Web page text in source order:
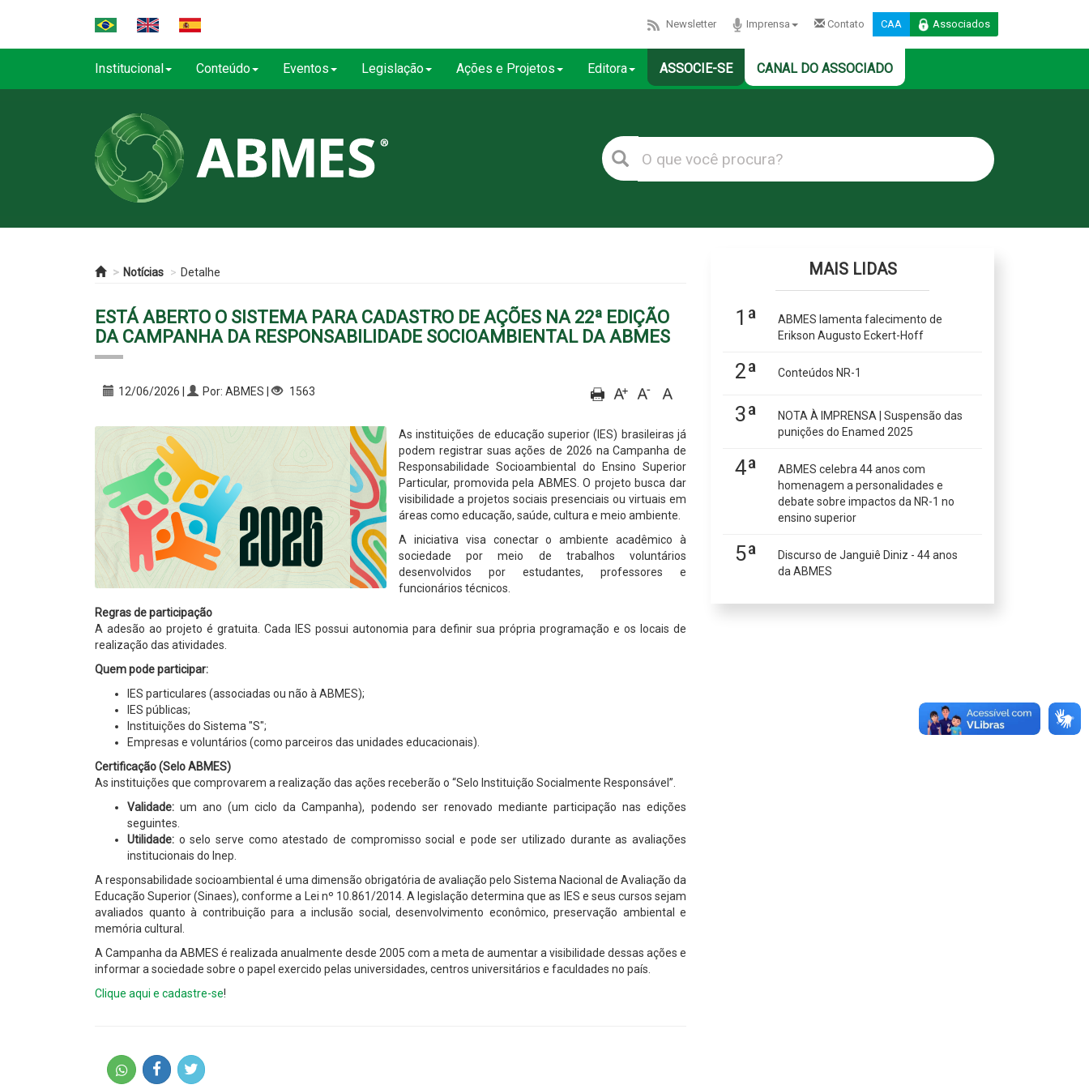
Newsletter Imprensa Contato CAA Associados
Institucional Conteúdo Eventos Legislação Ações e Projetos Editora ASSOCIE-SE CANAL DO ASSOCIADO
Notícias Detalhe
ESTÁ ABERTO O SISTEMA PARA CADASTRO DE AÇÕES NA 22ª EDIÇÃO
DA CAMPANHA DA RESPONSABILIDADE SOCIOAMBIENTAL DA ABMES
12/06/2026 | Por: ABMES | 1563
As instituições de educação superior (IES) brasileiras já
podem registrar suas ações de 2026 na Campanha de
Responsabilidade Socioambiental do Ensino Superior
Particular, promovida pela ABMES. O projeto busca dar
visibilidade a projetos sociais presenciais ou virtuais em
áreas como educação, saúde, cultura e meio ambiente.
A iniciativa visa conectar o ambiente acadêmico à
sociedade por meio de trabalhos voluntários
desenvolvidos por estudantes, professores e
funcionários técnicos.
Regras de participação
A adesão ao projeto é gratuita. Cada IES possui autonomia para definir sua própria programação e os locais de
realização das atividades.
Quem pode participar:
IES particulares (associadas ou não à ABMES);
IES públicas;
Instituições do Sistema "S";
Empresas e voluntários (como parceiros das unidades educacionais).
Certificação (Selo ABMES)
As instituições que comprovarem a realização das ações receberão o “Selo Instituição Socialmente Responsável”.
Validade: um ano (um ciclo da Campanha), podendo ser renovado mediante participação nas edições
seguintes.
Utilidade: o selo serve como atestado de compromisso social e pode ser utilizado durante as avaliações
institucionais do Inep.
A responsabilidade socioambiental é uma dimensão obrigatória de avaliação pelo Sistema Nacional de Avaliação da
Educação Superior (Sinaes), conforme a Lei nº 10.861/2014. A legislação determina que as IES e seus cursos sejam
avaliados quanto à contribuição para a inclusão social, desenvolvimento econômico, preservação ambiental e
memória cultural.
A Campanha da ABMES é realizada anualmente desde 2005 com a meta de aumentar a visibilidade dessas ações e
informar a sociedade sobre o papel exercido pelas universidades, centros universitários e faculdades no país.
Clique aqui e cadastre-se!
MAIS LIDAS
1ª
ABMES lamenta falecimento de
Erikson Augusto Eckert-Hoff
2ª Conteúdos NR-1
3ª
NOTA À IMPRENSA | Suspensão das
punições do Enamed 2025
4ª
ABMES celebra 44 anos com
homenagem a personalidades e
debate sobre impactos da NR-1 no
ensino superior
5ª
Discurso de Janguiê Diniz - 44 anos
da ABMES